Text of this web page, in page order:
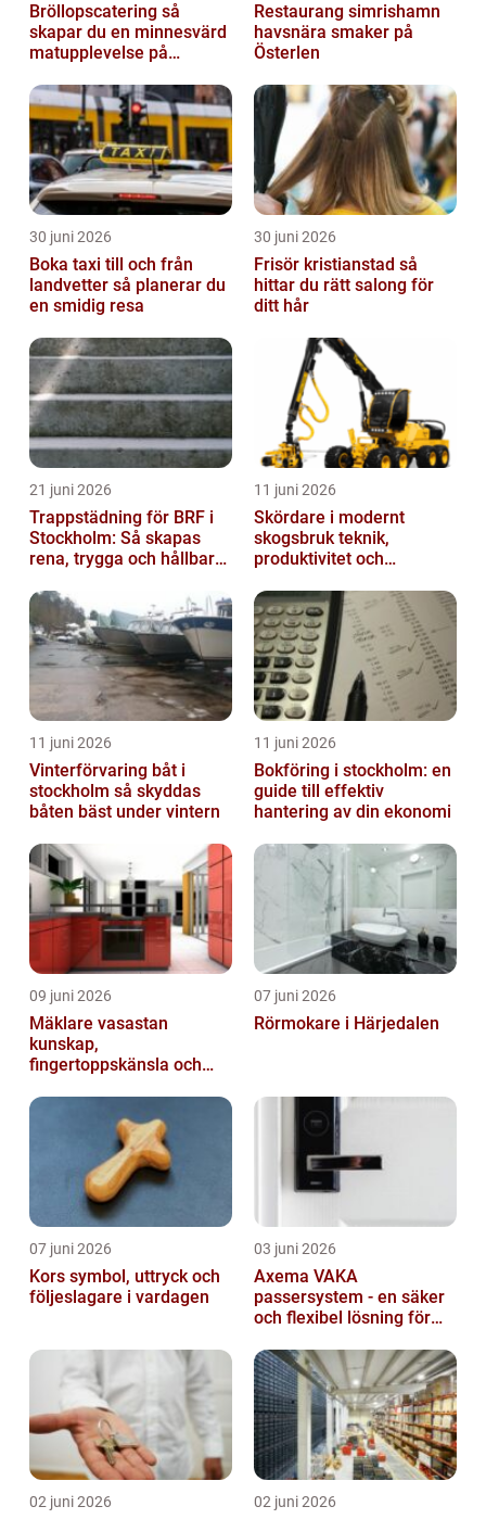
Bröllopscatering så
skapar du en minnesvärd
matupplevelse på
Restaurang simrishamn
havsnära smaker på
Österlen
30 juni 2026
Boka taxi till och från
landvetter så planerar du
en smidig resa
30 juni 2026
Frisör kristianstad så
hittar du rätt salong för
ditt hår
21 juni 2026
Trappstädning för BRF i
Stockholm: Så skapas
rena, trygga och hållbara
11 juni 2026
Skördare i modernt
skogsbruk teknik,
produktivitet och
11 juni 2026
Vinterförvaring båt i
stockholm så skyddas
båten bäst under vintern
11 juni 2026
Bokföring i stockholm: en
guide till effektiv
hantering av din ekonomi
09 juni 2026
Mäklare vasastan
kunskap,
fingertoppskänsla och
07 juni 2026
Rörmokare i Härjedalen
07 juni 2026
Kors symbol, uttryck och
följeslagare i vardagen
03 juni 2026
Axema VAKA
passersystem - en säker
och flexibel lösning för
02 juni 2026 02 juni 2026